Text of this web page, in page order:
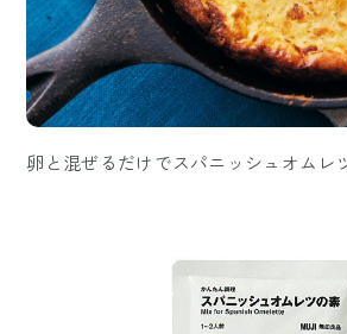
卵と混ぜるだけでスパニッシュオムレ